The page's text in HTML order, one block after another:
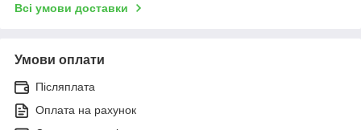
Всі умови доставки
Умови оплати
Післяплата
Оплата на рахунок